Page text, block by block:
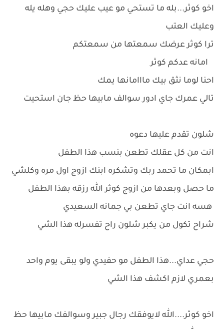
اخو كوثر...بله ما تستحي مو عيب عليك حجي وهله يله
وعليك العتب
ترا كوثر عرضك سمعتها من سمعتكم
امانه عدكم كوثر
احنا لوما نثق بيك مااامانها يمك
تالي عمرك جاي ادور سوالف مابيها حظ جان استحيت
شلون تقدم عليها دعوه
انت من كل عقلك تطعن بنسب هذا الطفل
ابمكان ما تحمد ربك وتشكره ابنك ازوج اول مره وكلشي
ما حصل وبعدها من ازوج كوثر الله رزقه بهذا الطفل
هسه انت جاي تطعن بي جمانه السعيدي
شراح تكول من يكبر شلون راح تفسرله هذا الشي
حجي عداي...هذا الطفل مو حفيدي ولو يبقى يوم واحد
بعمري لازم اكشف هذا الشي
اخو كوثر....الله لايوفقك رجال جبير وسوالفك مابيها حظ